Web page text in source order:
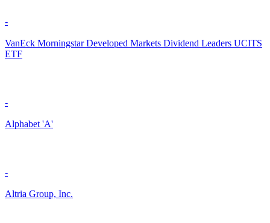
-
VanEck Morningstar Developed Markets Dividend Leaders UCITS
ETF
-
Alphabet 'A'
-
Altria Group, Inc.